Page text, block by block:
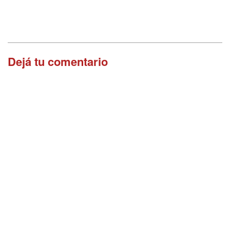
Dejá tu comentario